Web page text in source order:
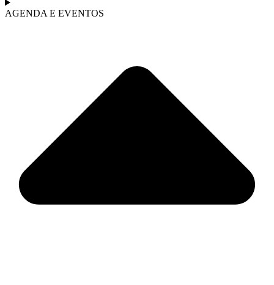
AGENDA E EVENTOS